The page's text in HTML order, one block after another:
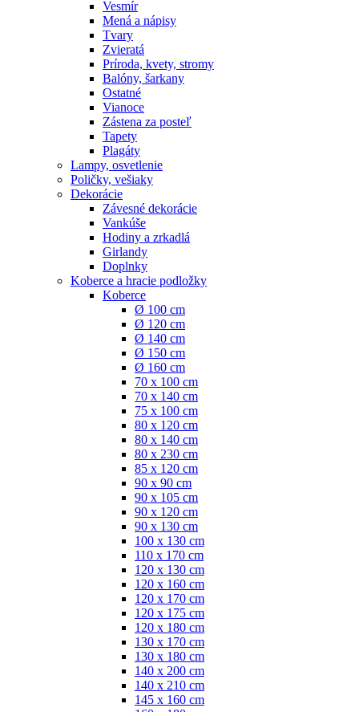
Vesmír
Mená a nápisy
Tvary
Zvieratá
Príroda, kvety, stromy
Balóny, šarkany
Ostatné
Vianoce
Zástena za posteľ
Tapety
Plagáty
Lampy, osvetlenie
Poličky, vešiaky
Dekorácie
Závesné dekorácie
Vankúše
Hodiny a zrkadlá
Girlandy
Doplnky
Koberce a hracie podložky
Koberce
Ø 100 cm
Ø 120 cm
Ø 140 cm
Ø 150 cm
Ø 160 cm
70 x 100 cm
70 x 140 cm
75 x 100 cm
80 x 120 cm
80 x 140 cm
80 x 230 cm
85 x 120 cm
90 x 90 cm
90 x 105 cm
90 x 120 cm
90 x 130 cm
100 x 130 cm
110 x 170 cm
120 x 130 cm
120 x 160 cm
120 x 170 cm
120 x 175 cm
120 x 180 cm
130 x 170 cm
130 x 180 cm
140 x 200 cm
140 x 210 cm
145 x 160 cm